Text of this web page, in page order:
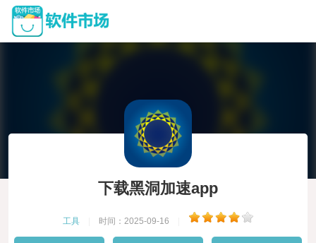
下载黑洞加速app
工具 时间：2025-09-16